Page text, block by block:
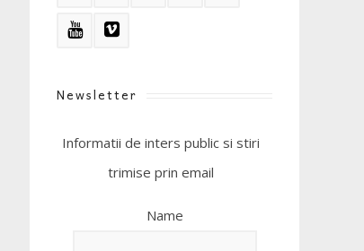
Newsletter
Informatii de inters public si stiri
trimise prin email
Name